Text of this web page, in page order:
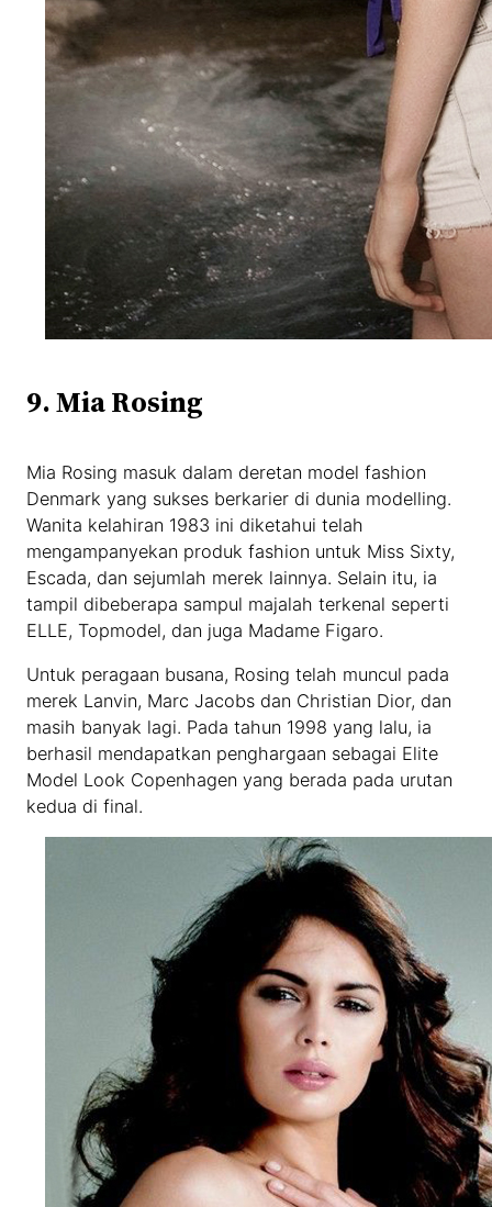
9. Mia Rosing
Mia Rosing masuk dalam deretan model fashion
Denmark yang sukses berkarier di dunia modelling.
Wanita kelahiran 1983 ini diketahui telah
mengampanyekan produk fashion untuk Miss Sixty,
Escada, dan sejumlah merek lainnya. Selain itu, ia
tampil dibeberapa sampul majalah terkenal seperti
ELLE, Topmodel, dan juga Madame Figaro.
Untuk peragaan busana, Rosing telah muncul pada
merek Lanvin, Marc Jacobs dan Christian Dior, dan
masih banyak lagi. Pada tahun 1998 yang lalu, ia
berhasil mendapatkan penghargaan sebagai Elite
Model Look Copenhagen yang berada pada urutan
kedua di final.